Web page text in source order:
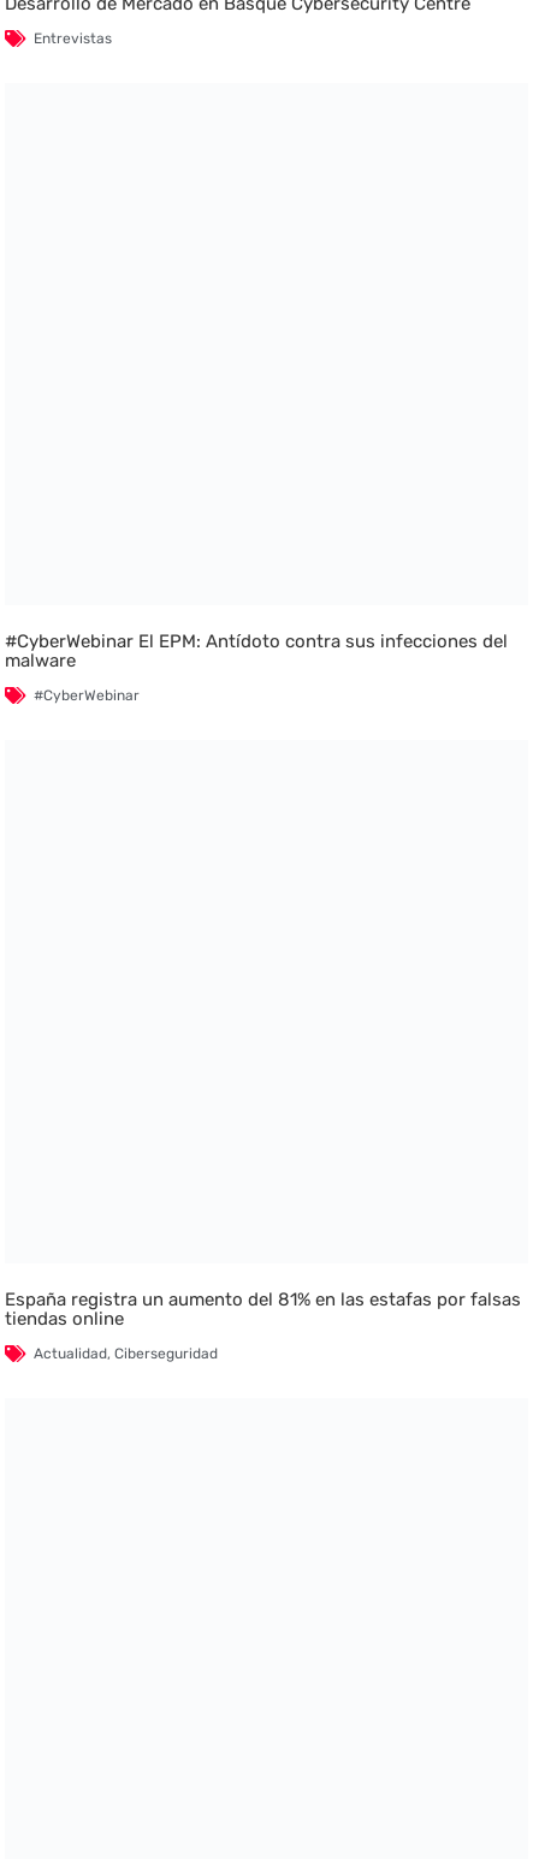
Entrevistas
#CyberWebinar El EPM: Antídoto contra sus infecciones del
malware
#CyberWebinar
España registra un aumento del 81% en las estafas por falsas
tiendas online
Actualidad,Ciberseguridad